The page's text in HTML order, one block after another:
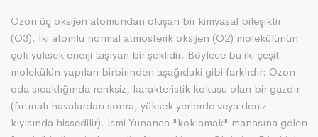
Ozon üç oksijen atomundan oluşan bir kimyasal bileşiktir
(O3). İki atomlu normal atmosferik oksijen (O2) molekülünün
çok yüksek enerji taşıyan bir şeklidir. Böylece bu iki çeşit
molekülün yapıları birbirinden aşağıdaki gibi farklıdır: Ozon
oda sıcaklığında renksiz, karakteristik kokusu olan bir gazdır
(fırtınalı havalardan sonra, yüksek yerlerde veya deniz
kıyısında hissedilir). İsmi Yunanca "koklamak" manasına gelen